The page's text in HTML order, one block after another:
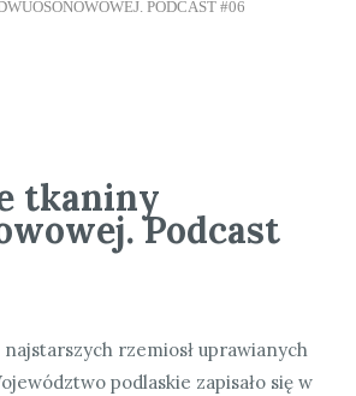
PODCAST #06
tkaniny
Podcast
rzemiosł uprawianych
podlaskie zapisało się w